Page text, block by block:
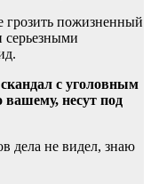
грозить пожизненный
серьезными
с уголовным
вашему, несут под
дела не видел, знаю